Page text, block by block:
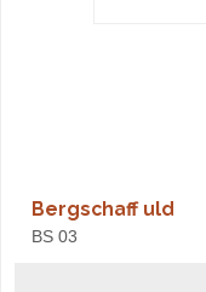
Bergschaff uld
BS 03